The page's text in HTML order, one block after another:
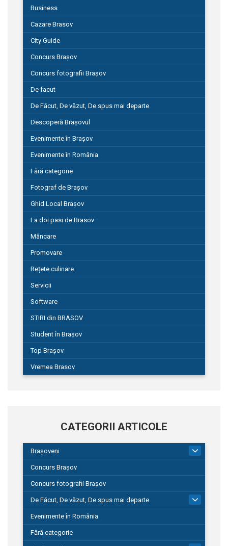
Business
Cazare Brasov
City Guide
Concurs Brașov
Concurs fotografii Brașov
De facut
De Făcut, De văzut, De spus mai departe
Descoperă Brașovul
Evenimente în Brașov
Evenimente în România
Fără categorie
Fotograf de Brașov
Ghid Local Brașov
La doi pasi de Brasov
Mâncare
Promovare
Rețete culinare
Servicii
Software
STIRI din BRASOV
Student în Brașov
Top Brașov
Vremea Brasov
CATEGORII ARTICOLE
Brașoveni
Concurs Brașov
Concurs fotografii Brașov
De Făcut, De văzut, De spus mai departe
149
Evenimente în România
Fără categorie